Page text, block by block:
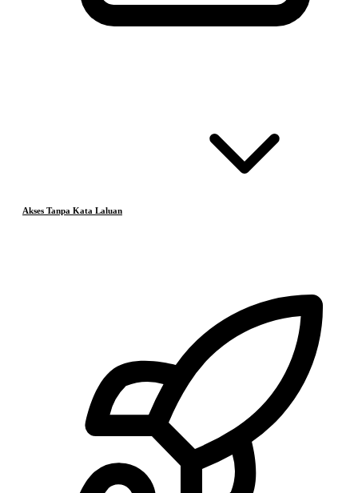
Akses Tanpa Kata Laluan